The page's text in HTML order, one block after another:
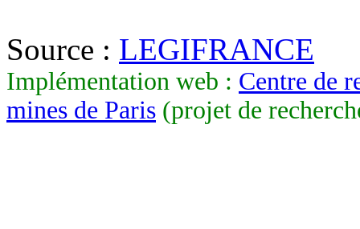
Source : LEGIFRANCE
Implémentation web : Centre de
mines de Paris (projet de